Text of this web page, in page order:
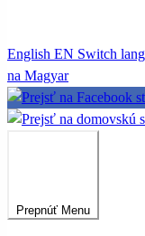
English EN Switch
na Magyar
Prepnúť Menu